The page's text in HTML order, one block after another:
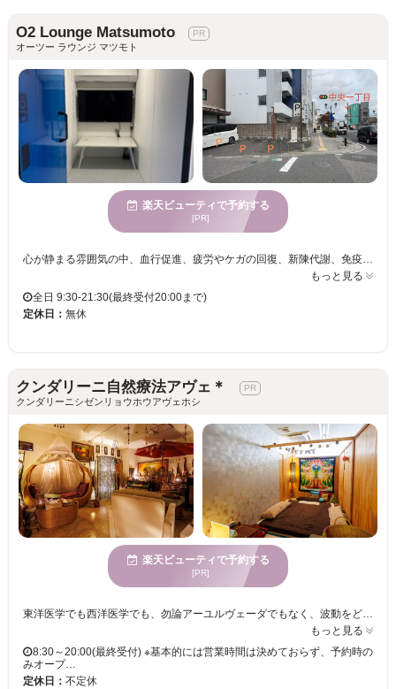
O2 Lounge Matsumoto
オーツー ラウンジ マツモト
楽天ビューティで予約する
[PR]
心が静まる雰囲気の中、血行促進、疲労やケガの回復、新陳代謝、免疫力アップ、エイジングケアにも効果的！利用後は今までにない深い睡眠が体感でき、心身の疲労回復におすすめです！ TV・エアコン・WiFi・コンセント・充電器も個室内にご用意☆日常では意外と少ない快適なプライベートタイムをご提供致します！ 機械１台のみの設置で他の方の視線を気にせずご利用いただけます。 １台に最大２名様まで同時利用可能。30分から気軽に体験いただけます。 完全防音のためリモート会議も音漏れの心配なし。心身を整える心地よいひと時を過ごしてみませんか。◎メンズ大歓迎！◎産後ケア（睡眠不足、疲労回復）にもオススメ！◎学生割引あり！スポーツの疲労やケガの回復に効果あり！◎オンライン会議の場としてオススメ！ ２名様でご利用の場合は、各メニュー +1500円でご一緒に入って頂けます。 ご予約時メッセージ欄に２名希望とご入力下さい。
もっと見る
全日 9:30-21:30(最終受付20:00まで)
定休日： 無休
クンダリーニ自然療法アヴェ＊
クンダリーニシゼンリョウホウアヴェホシ
楽天ビューティで予約する
[PR]
東洋医学でも西洋医学でも、勿論アーユルヴェーダでもなく、波動をどうこうする機械も持たず、見えない高次元の存在とコンタクトするとかでもない。 使うのは身一つと、意識感覚のみ。 経験からの智慧と感覚のみの、一般的には「手あて」と呼ばれるエネルギー療法を行っている。 施術院には、誰も治せなかった難病患者なども次から次へと訪れる。 まるで魔法の世界であり、普通では考えられない現象を次々と…。 不妊治療で長年苦しんでいた40代後半の女性も次々と訪れ、中には閉経後にまた月経が訪れる方も。 とにかく普通ではない結果を出すそのセラピーは、スイッチを入れると自動ヒーリングが起き始め、必要な部位に必要なだけ手が動き、浄化が始まる。 段々と意識が朦朧とし始め、何が現実で、夢か幻か分からない時空間を彷徨うこと1時間、終わってみると身体が完全にリセット。 子宮に眠るエネルギーが目を覚まし、閉じ込められていた本来の力が解放される。 あちこちあった身体の不具合、痛み、頭の中もスッキリし、呼吸がしやすくなっている… 60分で生まれ変わったような、こんな施術は人生初めて！と、殆どの方が驚いている。
もっと見る
8:30～20:00(最終受付) ※基本的には営業時間は決めておらず、予約時の
みオープ…
定休日： 不定休